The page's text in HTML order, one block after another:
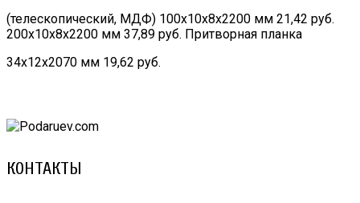
(телескопический, МДФ) 100х10х8х2200 мм 21,42 руб.
200х10х8х2200 мм 37,89 руб. Притворная планка
34х12х2070 мм 19,62 руб.
КОНТАКТЫ